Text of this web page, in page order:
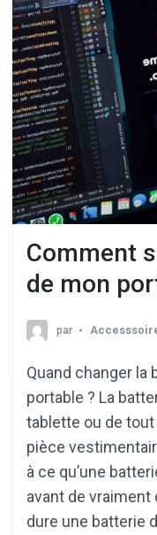
Comment
de mon
par
Quand changer la
portable ? La
tablette ou de
pièce
à ce qu’une
avant de
dure une batterie